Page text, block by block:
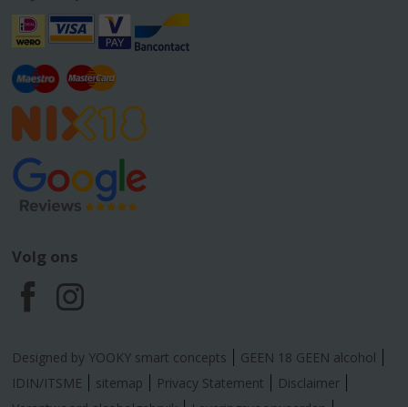
Volg ons
F
a
c
I
n
s
Designed by YOOKY smart concepts
GEEN 18 GEEN alcohol
IDIN/ITSME
sitemap Privacy Statement
Disclaimer